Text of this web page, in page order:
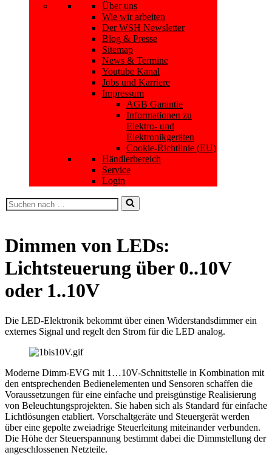
Über uns
Wie wir arbeiten
Der WSH Newsletter
Blog & Presse
Sitemap
News & Termine
Youtube Kanal
Jobs und Karriere
Impressum
AGB Garantie
Informationen zu
Elektro- und
Elektronikgeräten
Cookie-Richtlinie (EU)
Händlerbereich
Service
Login
Suchen
nach …
Dimmen von LEDs:
Lichtsteuerung über 0..10V
oder 1..10V
Die LED-Elektronik bekommt über einen Widerstandsdimmer ein
externes Signal und regelt den Strom für die LED analog.
Moderne Dimm-EVG mit 1…10V-Schnittstelle in Kombination mit
den entsprechenden Bedienelementen und Sensoren schaffen die
Voraussetzungen für eine einfache und preisgünstige Realisierung
von Beleuchtungsprojekten. Sie haben sich als Standard für einfache
Lichtlösungen etabliert. Vorschaltgeräte und Steuergerät werden
über eine gepolte zweiadrige Steuerleitung miteinander verbunden.
Die Höhe der Steuerspannung bestimmt dabei die Dimmstellung der
angeschlossenen Netzteile.